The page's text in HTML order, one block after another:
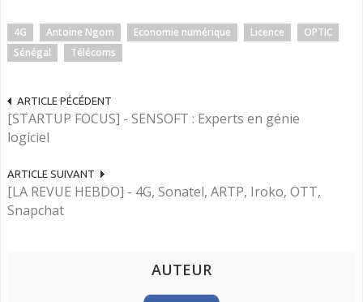
4G Antoine Ngom Economie numérique Licence
OPTIC
Sénégal
Télécoms
ARTICLE PÉCÉDENT
[STARTUP FOCUS] - SENSOFT : Experts en génie
logiciel
ARTICLE SUIVANT
[LA REVUE HEBDO] - 4G, Sonatel, ARTP, Iroko, OTT,
Snapchat
AUTEUR